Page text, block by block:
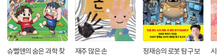
슈뻘맨의 숨은 과학 찾
재주 많은 손
정재승의 로봇 탐구 보